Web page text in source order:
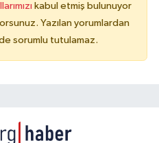
kabul etmiş bulunuyor
Yazılan yorumlardan
sorumlu tutulamaz.